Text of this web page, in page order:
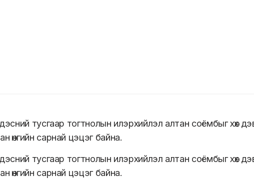
тусгаар тогтнолын илэрхийлэл алтан соёмбыг хөх
өнгийн сарнай цэцэг байна.
тусгаар тогтнолын илэрхийлэл алтан соёмбыг хөх
өнгийн сарнай цэцэг байна.